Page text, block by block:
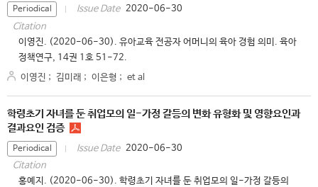
Periodical Issue Date 2020-06-30
Citation
이영진. (2020-06-30). 유아교육 전공자 어머니의 육아 경험 의미. 육아
정책연구, 14권 1호 51-72.
이영진 ; 김미래 ; 이은형 ; et al
학령초기 자녀를 둔 취업모의 일-가정 갈등의 변화 유형화 및 영향요인과
결과요인 검증
Periodical Issue Date 2020-06-30
Citation
홍예지. (2020-06-30). 학령초기 자녀를 둔 취업모의 일-가정 갈등의